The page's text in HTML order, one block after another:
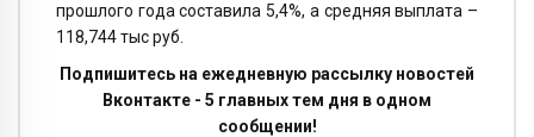
прошлого года составила 5,4%, а средняя выплата –
118,744 тыс руб.
Подпишитесь на ежедневную рассылку новостей
Вконтакте - 5 главных тем дня в одном
сообщении!